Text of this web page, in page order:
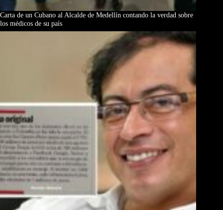
Carta de un Cubano al Alcalde de Medellín contando la verdad sobre
los médicos de su país